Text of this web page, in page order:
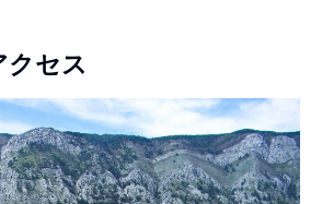
クセス